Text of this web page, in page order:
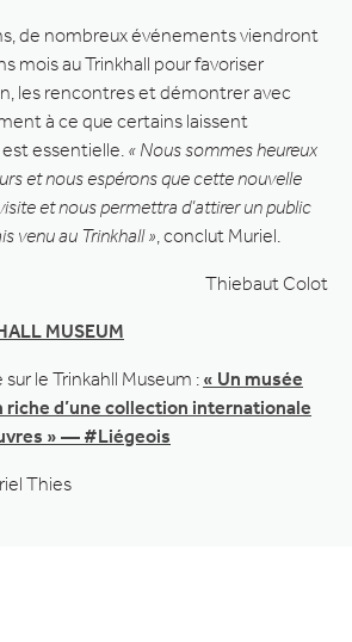
de nombreux événements viendront
mois au Trinkhall pour favoriser
les rencontres et démontrer avec
à ce que certains laissent
essentielle. « Nous sommes heureux
et nous espérons que cette nouvelle
et nous permettra d’attirer un public
venu au Trinkhall » , conclut Muriel.
Thiebaut Colot
MUSEUM
le Trinkahll Museum : « Un musée
riche d’une collection internationale
» — #Liégeois
Thies